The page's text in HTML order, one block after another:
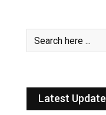
Latest Update